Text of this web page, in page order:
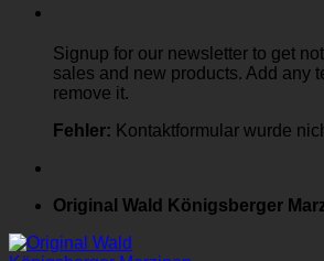
Signup for our newsletter to get
sales and new products. Add any
remove it.
Fehler: Kontaktformular wurde
Original Wald Königsberger